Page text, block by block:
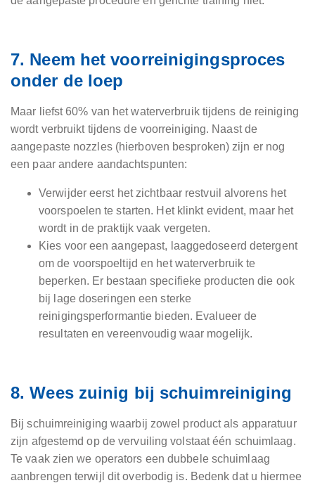
7. Neem het voorreinigingsproces
onder de loep
Maar liefst 60% van het waterverbruik tijdens de reiniging
wordt verbruikt tijdens de voorreiniging. Naast de
aangepaste nozzles (hierboven besproken) zijn er nog
een paar andere aandachtspunten:
Verwijder eerst het zichtbaar restvuil alvorens het
voorspoelen te starten. Het klinkt evident, maar het
wordt in de praktijk vaak vergeten.
Kies voor een aangepast, laaggedoseerd detergent
om de voorspoeltijd en het waterverbruik te
beperken. Er bestaan specifieke producten die ook
bij lage doseringen een sterke
reinigingsperformantie bieden. Evalueer de
resultaten en vereenvoudig waar mogelijk.
8. Wees zuinig bij schuimreiniging
Bij schuimreiniging waarbij zowel product als apparatuur
zijn afgestemd op de vervuiling volstaat één schuimlaag.
Te vaak zien we operators een dubbele schuimlaag
aanbrengen terwijl dit overbodig is. Bedenk dat u hiermee